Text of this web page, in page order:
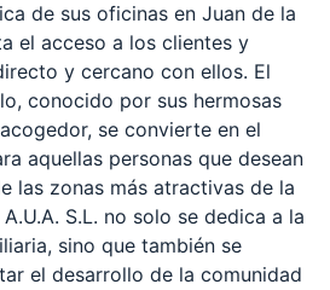
de sus oficinas en Juan de la
el acceso a los clientes y
y cercano con ellos. El
conocido por sus hermosas
se convierte en el
aquellas personas que desean
las zonas más atractivas de la
S.L. no solo se dedica a la
sino que también se
el desarrollo de la comunidad